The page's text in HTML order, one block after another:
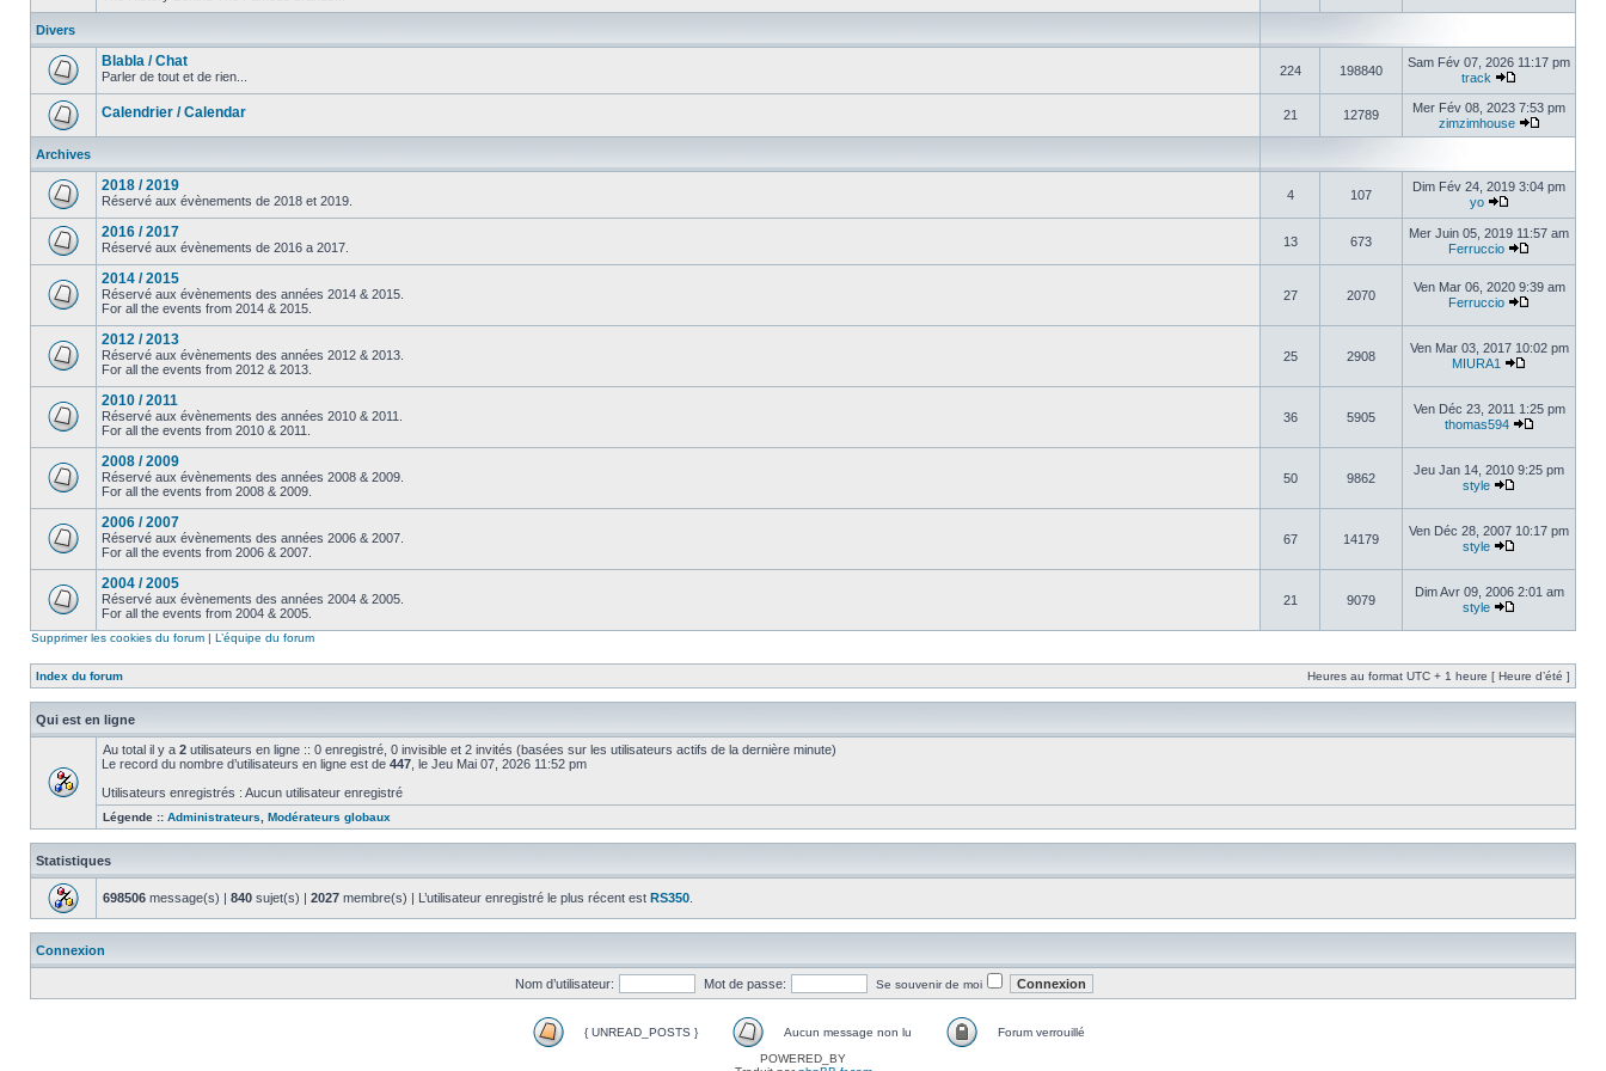
Divers
Blabla / Chat
Parler de tout et de rien... 224 198840
Sam Fév 07, 2026 11:17 pm
track
Calendrier / Calendar 21 12789
Mer Fév 08, 2023 7:53 pm
zimzimhouse
Archives
2018 / 2019
Réservé aux évènements de 2018 et 2019. 4 107
Dim Fév 24, 2019 3:04 pm
yo
2016 / 2017
Réservé aux évènements de 2016 a 2017. 13 673
Mer Juin 05, 2019 11:57 am
Ferruccio
2014 / 2015
Réservé aux évènements des années 2014 & 2015.
For all the events from 2014 & 2015.
27 2070
Ven Mar 06, 2020 9:39 am
Ferruccio
2012 / 2013
Réservé aux évènements des années 2012 & 2013.
For all the events from 2012 & 2013.
25 2908
Ven Mar 03, 2017 10:02 pm
MIURA1
2010 / 2011
Réservé aux évènements des années 2010 & 2011.
For all the events from 2010 & 2011.
36 5905
Ven Déc 23, 2011 1:25 pm
thomas594
2008 / 2009
Réservé aux évènements des années 2008 & 2009.
For all the events from 2008 & 2009.
50 9862
Jeu Jan 14, 2010 9:25 pm
style
2006 / 2007
Réservé aux évènements des années 2006 & 2007.
For all the events from 2006 & 2007.
67 14179
Ven Déc 28, 2007 10:17 pm
style
2004 / 2005
Réservé aux évènements des années 2004 & 2005.
For all the events from 2004 & 2005.
21 9079
Dim Avr 09, 2006 2:01 am
style
Supprimer les cookies du forum | L’équipe du forum
Index du forum Heures au format UTC + 1 heure [ Heure d’été ]
Qui est en ligne
Au total il y a 2 utilisateurs en ligne :: 0 enregistré, 0 invisible et 2 invités (basées sur les utilisateurs actifs de la dernière minute)
Le record du nombre d’utilisateurs en ligne est de 447 , le Jeu Mai 07, 2026 11:52 pm
Utilisateurs enregistrés : Aucun utilisateur enregistré
Légende :: Administrateurs Modérateurs globaux
Statistiques
698506 message(s) | 840 sujet(s) | 2027 membre(s) | L’utilisateur enregistré le plus récent est RS350
Connexion
Nom d’utilisateur: Mot de passe: Se souvenir de moi
{ UNREAD_POSTS } Aucun message non lu
Forum verrouillé
POWERED_BY